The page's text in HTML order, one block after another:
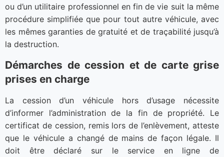
ou d’un utilitaire professionnel en fin de vie suit la même
procédure simplifiée que pour tout autre véhicule, avec
les mêmes garanties de gratuité et de traçabilité jusqu’à
la destruction.
Démarches de cession et de carte grise
prises en charge
La cession d’un véhicule hors d’usage nécessite
d’informer l’administration de la fin de propriété. Le
certificat de cession, remis lors de l’enlèvement, atteste
que le véhicule a changé de mains de façon légale. Il
doit être déclaré sur le service en ligne de